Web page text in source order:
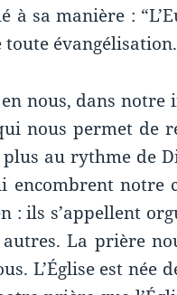
à sa manière :
nous, dans notre
nous permet de
au rythme de
encombrent
: ils s’appellent
autres. La prière
L’Église est née